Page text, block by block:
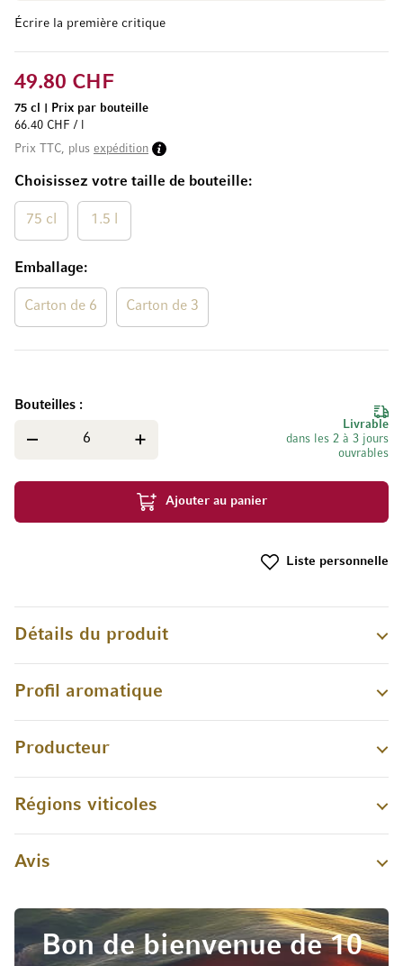
Écrire la première critique
Choisissez votre taille de bouteille
75 cl 1.5 l
Emballage
Carton de 6 Carton de 3
49.80 CHF
75 cl
Prix par bouteille
66.40 CHF / l
Prix TTC, plus expédition
Livrable
dans les 2 à 3 jours
ouvrables
Bouteilles
Ajouter au panier
Liste personnelle
Détails du produit
Profil aromatique
Producteur
Régions viticoles
Avis
Bon de bienvenue de 10